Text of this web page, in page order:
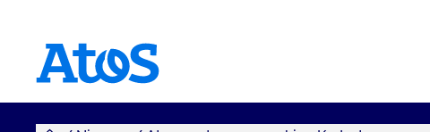
U bevindt zich hier